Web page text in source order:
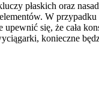
płaskich oraz
W
się, że cała
konieczne